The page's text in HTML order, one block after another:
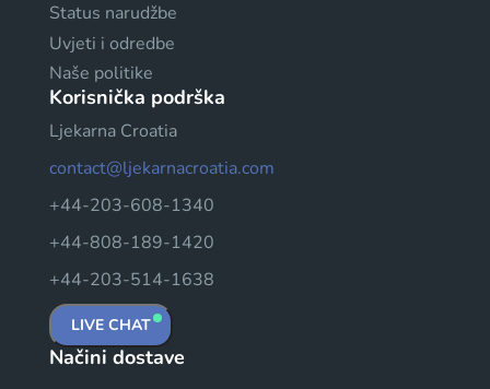
Status narudžbe
Uvjeti i odredbe
Naše politike
Korisnička podrška
Ljekarna Croatia
contact@ljekarnacroatia.com
+44-203-608-1340
+44-808-189-1420
+44-203-514-1638
LIVE CHAT
Načini dostave